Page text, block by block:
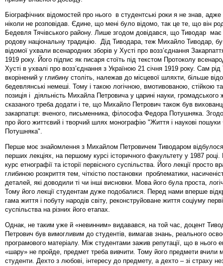
Біографічних відомостей про нього в студентські роки я не знав, адже
ніколи не розповідав. Єдине, що мені було відомо, так це те, що він
Бедевля Тячівського району. Лише згодом довідався, що Тиводар
родову національну традицію. Дід Тиводара, теж Михайло Тиводар,
відомої ухвали всенародних зборів у Хусті про возз’єднання
1919 року. Його підпис як писаря стоїть під текстом Протоколу
Хусті в ухвалі про возз’єднання з Україною 21 січня 1919 року. Сам рід
вкорінений у глибину століть, належав до місцевої шляхти, більше
бедевлянські немеші. Тому і такою логічною, вмотивованою, стійкою
позиція і діяльність Михайла Петровича у царині науки, громадського
сказаного треба додати і те, що Михайло Петрович також був
закарпатця: вченого, письменника, філософа Федора Потушняка.
про його життєвий і творчий шлях монографію "Життя і наукові
Потушняка".
Перше моє знайомлення з Михайлом Петровичем Тиводаром відбулося
перших лекціях, на першому курсі історичного факультету у 1987 році.
курс етнографії та історії первісного суспільства. Його лекції просто
глибиною розкриття тем, чіткістю постановки проблематики,
деталей, які доводили ті чи інші висновки. Мова його була проста,
Тому його лекції студентам дуже подобалися. Перед нами вперше
гама життя і побуту народів світу, реконструйоване життя соціуму
суспільства на різних його етапах.
Однак, не таким уже й «невинним» видавався, на той час, доцент
Петрович був вимогливим до студентів, вимагав знань, реального
програмового матеріалу. Між студентами зажив репутації, що в нього
«шару» не пройде, предмет треба вивчити. Тому його предмети вчили
студенти. Дехто з любові, інтересу до предмету, а дехто – зі страху